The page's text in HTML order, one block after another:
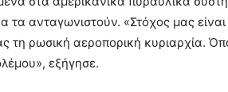
ανταγωνιστούν. «Στόχος μας
τη ρωσική αεροπορική κυριαρχία.
εξήγησε.